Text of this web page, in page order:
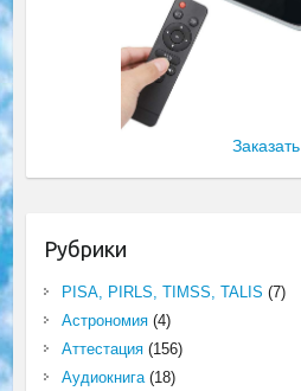
Заказать
Рубрики
PISA, PIRLS, TIMSS, TALIS (7)
Астрономия(4)
Аттестация(156)
Аудиокнига(18)